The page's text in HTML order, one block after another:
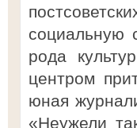
социальную
рода
центром
юная
«Неужели